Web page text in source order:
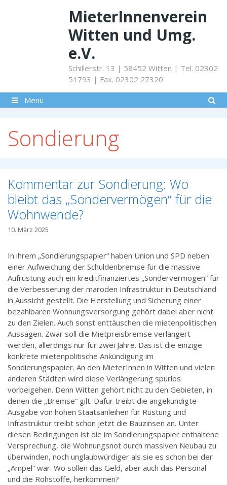
MieterInnenverein
Witten und Umg.
e.V.
Schillerstr. 13 | 58452 Witten | Tel. 02302
51793 | Fax. 02302 27320
Menü
Sondierung
Kommentar zur Sondierung: Wo
bleibt das „Sondervermögen“ für die
Wohnwende?
10. März 2025
In ihrem „Sondierungspapier“ haben Union und SPD neben
einer Aufweichung der Schuldenbremse für die massive
Aufrüstung auch ein kreditfinanziertes „Sondervermögen“ für
die Verbesserung der maroden Infrastruktur in Deutschland
in Aussicht gestellt. Die Herstellung und Sicherung einer
bezahlbaren Wohnungsversorgung gehört dabei aber nicht
zu den Zielen. Auch sonst enttäuschen die mietenpolitischen
Aussagen. Zwar soll die Mietpreisbremse verlängert
werden, allerdings nur für zwei Jahre. Das ist die einzige
konkrete mietenpolitische Ankündigung im
Sondierungspapier. An den MieterInnen in Witten und vielen
anderen Städten wird diese Verlängerung spurlos
vorbeigehen. Denn Witten gehört nicht zu den Gebieten, in
denen die „Bremse“ gilt. Dafür treibt die angekündigte
Ausgabe von hohen Staatsanleihen für Rüstung und
Infrastruktur treibt schon jetzt die Bauzinsen an. Unter
diesen Bedingungen ist die im Sondierungspapier enthaltene
Versprechung, die Wohnungsnot durch massiven Neubau zu
überwinden, noch unglaubwürdiger als sie es schon bei der
„Ampel“ war. Wo sollen das Geld, aber auch das Personal
und die Rohstoffe, herkommen?